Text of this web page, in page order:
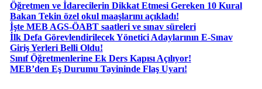
Öğretmen ve İdarecilerin Dikkat Etmesi Gereken 10 Kural
Bakan Tekin özel okul maaşlarını açıkladı!
İşte MEB AGS-ÖABT saatleri ve sınav süreleri
İlk Defa Görevlendirilecek Yönetici Adaylarının E-Sınav
Giriş Yerleri Belli Oldu!
Sınıf Öğretmenlerine Ek Ders Kapısı Açılıyor!
MEB’den Eş Durumu Tayininde Flaş Uyarı!